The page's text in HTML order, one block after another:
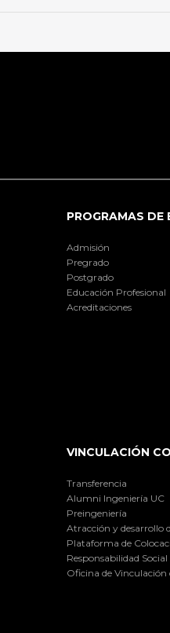
PROGRAMAS DE
Admisión
Pregrado
Postgrado
Educación Profesional
Acreditaciones
VINCULACIÓN
Transferencia
Alumni Ingeniería UC
Preingeniería
Atracción y desarrollo
Plataforma de
Responsabilidad Social
Oficina de Vinculación